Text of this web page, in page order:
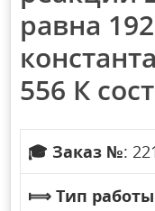
равна
556 К
🎓 Заказ №:
⟾ Тип